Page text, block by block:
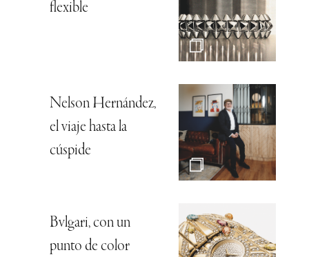
flexible
Nelson Hernández,
el viaje hasta la
cúspide
Bvlgari, con un
punto de color